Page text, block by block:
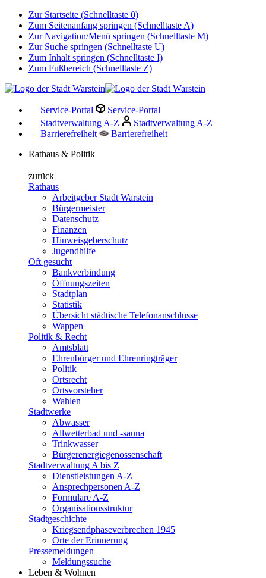
Zur Startseite (Schnelltaste 0)
Zum Seitenanfang springen (Schnelltaste A)
Zur Navigation/Menü springen (Schnelltaste M)
Zur Suche springen (Schnelltaste U)
Zum Inhalt springen (Schnelltaste I)
Zum Fußbereich (Schnelltaste Z)
Service-Portal
Service-Portal
Stadtverwaltung A-Z
Stadtverwaltung A-Z
Barrierefreiheit
Barrierefreiheit
Rathaus & Politik
zurück
Rathaus
Arbeitgeber Stadt Warstein
Bürgermeister
Datenschutz
Finanzen
Hinweisgeberschutz
Jugendhilfe
Oft gesucht
Bankverbindung
Öffnungszeiten
Stadtplan
Statistik
Übersicht städtische Telefonanschlüsse
Wappen
Politik & Recht
Amtsblatt
Ehrenbürger und Ehrenringträger
Politik
Ortsrecht
Ortsvorsteher
Wahlen
Stadtwerke
Abwasser
Allwetterbad und -sauna
Trinkwasser
Bürgerenergiegenossenschaft
Stadtverwaltung A bis Z
Dienstleistungen A-Z
Ansprechpersonen A-Z
Formulare A-Z
Organisationsstruktur
Stadtgeschichte
Kriegsendphaseverbrechen 1945
Orte der Erinnerung
Pressemeldungen
Meldungssuche
Leben & Wohnen